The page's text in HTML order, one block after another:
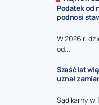
Podatek od
podnosi
W 2026 r.
od...
Sześć lat
uznał
Sąd karny w